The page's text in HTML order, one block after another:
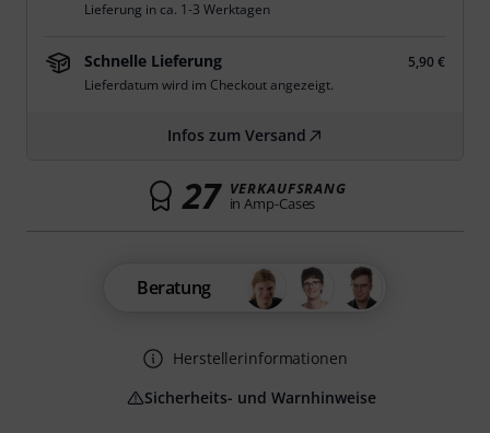
Lieferung in ca. 1-3 Werktagen
Schnelle Lieferung
5,90 €
Lieferdatum wird im Checkout angezeigt.
Infos zum Versand
27 VERKAUFSRANG
in Amp-Cases
Beratung
Herstellerinformationen
Sicherheits- und Warnhinweise